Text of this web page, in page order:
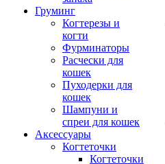
Груминг
Когтерезы и
когти
Фурминаторы
Расчески для
кошек
Пуходерки для
кошек
Шампуни и
спреи для кошек
Аксессуары
Когтеточки
Когтеточки